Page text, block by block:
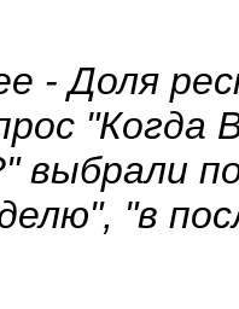
- Доля
"Когда
"в